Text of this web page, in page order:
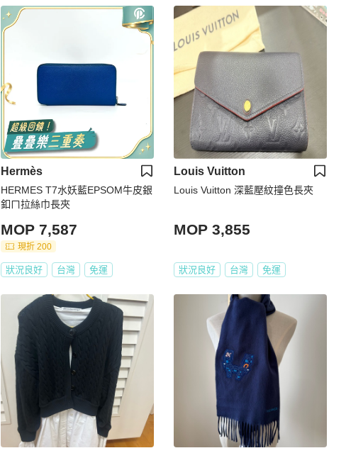
Hermès
HERMES T7水妖藍EPSOM牛皮銀
釦ㄇ拉絲巾長夾
MOP 7,587
現折 200
狀況良好 台灣 免運
Louis Vuitton
Louis Vuitton 深藍壓紋撞色長夾
MOP 3,855
狀況良好 台灣 免運